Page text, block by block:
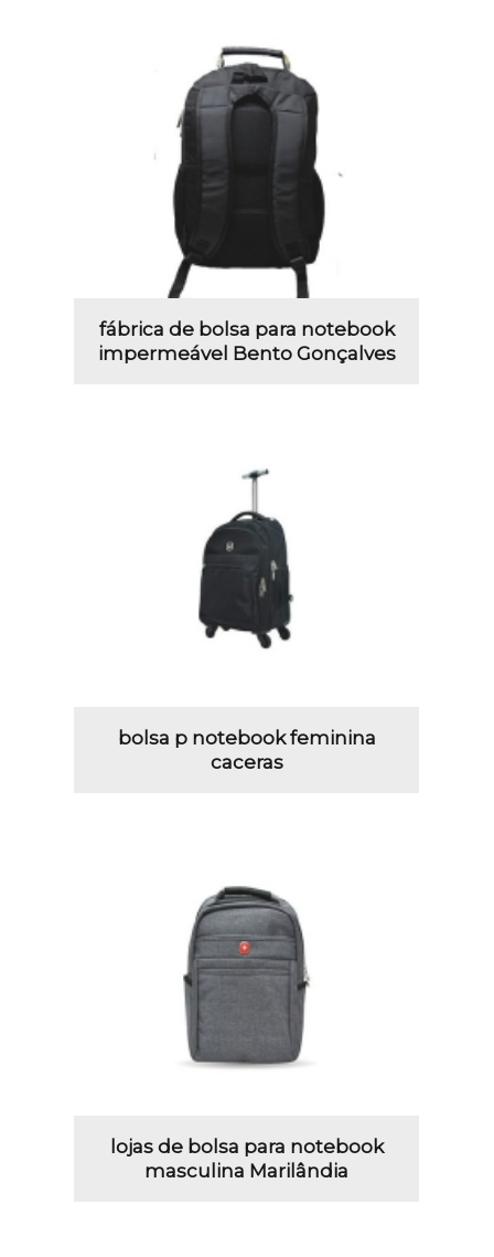
fábrica de bolsa para notebook
impermeável Bento Gonçalves
bolsa p notebook feminina
caceras
lojas de bolsa para notebook
masculina Marilândia